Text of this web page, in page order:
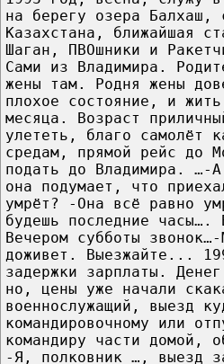
на берегу озера Балхаш,
Казахстана, ближайшая
Шаган, ПВОшники и
Сами из Владимира.
жены там. Родня жены
плохое состояние, и
месяца. Возраст
улететь, благо самолёт
средам, прямой рейс до
подать до Владимира. …-
она подумает, что
умрёт? -Она всё равно
будешь последние часы….
Вечером субботы
доживет. Выезжайте...
задержки зарплаты.
но, цены уже начали
военнослужащий, выезд
командировочному или
командиру части домой,
-Я, полковник …, выезд